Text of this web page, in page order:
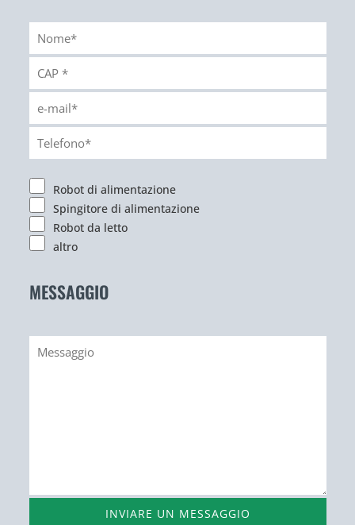
Robot di alimentazione
Spingitore di alimentazione
Robot da letto
altro
MESSAGGIO
INVIARE UN MESSAGGIO